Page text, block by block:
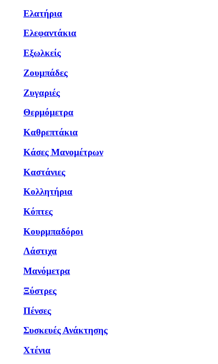
Ελατήρια
Ελεφαντάκια
Εξωλκείς
Ζουμπάδες
Ζυγαριές
Θερμόμετρα
Καθρεπτάκια
Κάσες Μανομέτρων
Καστάνιες
Κολλητήρια
Κόπτες
Κουρμπαδόροι
Λάστιχα
Μανόμετρα
Ξύστρες
Πένσες
Συσκευές Ανάκτησης
Χτένια